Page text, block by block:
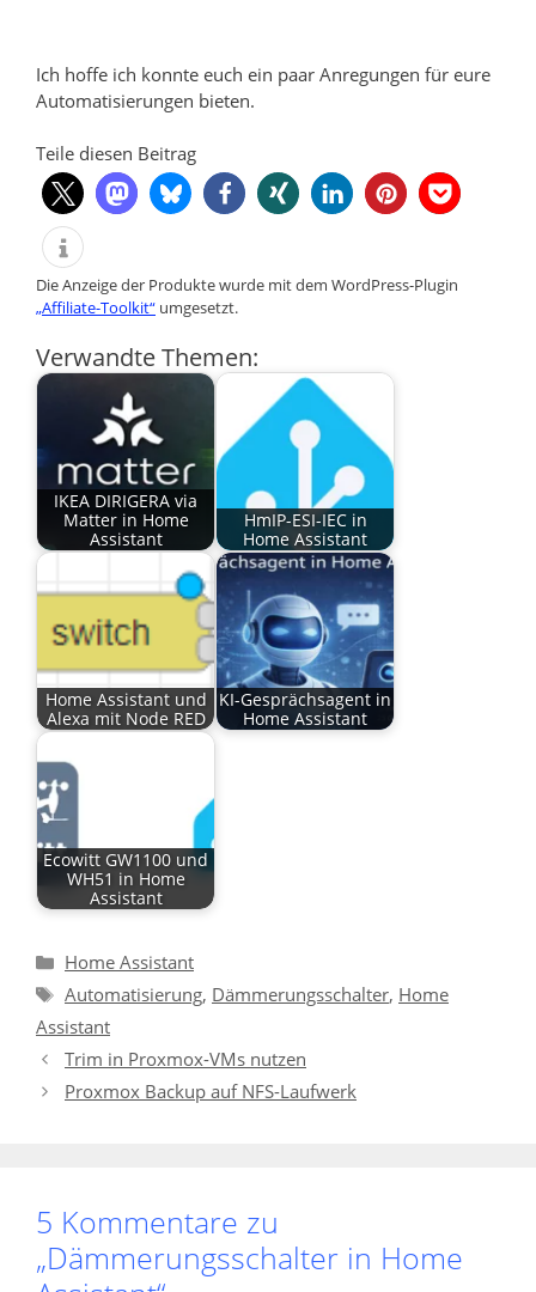
Ich hoffe ich konnte euch ein paar Anregungen für eure
Automatisierungen bieten.
Teile diesen Beitrag
Die Anzeige der Produkte wurde mit dem WordPress-Plugin
„Affiliate-Toolkit“ umgesetzt.
Verwandte Themen:
IKEA DIRIGERA via
Matter in Home
Assistant
HmIP-ESI-IEC in
Home Assistant
Home Assistant und
Alexa mit Node RED
KI-Gesprächsagent in
Home Assistant
Ecowitt GW1100 und
WH51 in Home
Assistant
Kategorien
Home Assistant
Schlagwörter
Automatisierung, Dämmerungsschalter, Home
Assistant
Trim in Proxmox-VMs nutzen
Proxmox Backup auf NFS-Laufwerk
5 Kommentare zu
„Dämmerungsschalter in Home